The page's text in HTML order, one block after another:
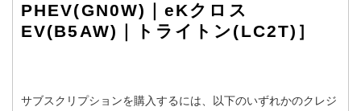
PHEV(GN0W)｜eKクロス
EV(B5AW)｜トライトン(LC2T)］
サブスクリプションを購入するには、以下のいずれかのクレジ